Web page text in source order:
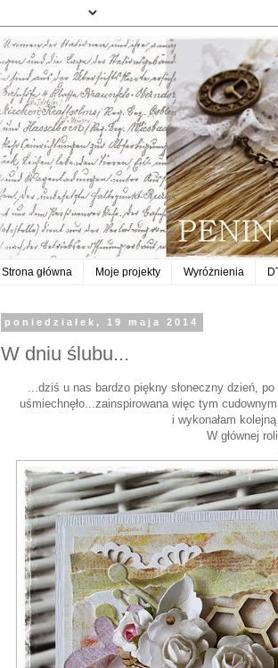
Strona główna Moje projekty Wyróżnienia
poniedziałek, 19 maja 2014
W dniu ślubu...
...dziś u nas bardzo piękny słoneczny dzień,
uśmiechnęło...zainspirowana więc tym
i wykonałam
W głównej